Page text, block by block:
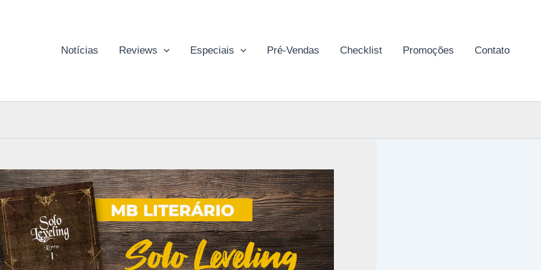
Notícias Reviews Especiais Pré-Vendas Checklist Promoções Contato